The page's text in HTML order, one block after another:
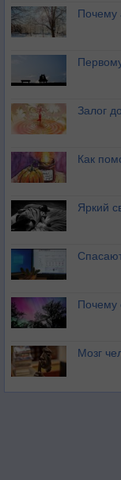
Почему
Залог
Как
Яркий
Почему
Мозг